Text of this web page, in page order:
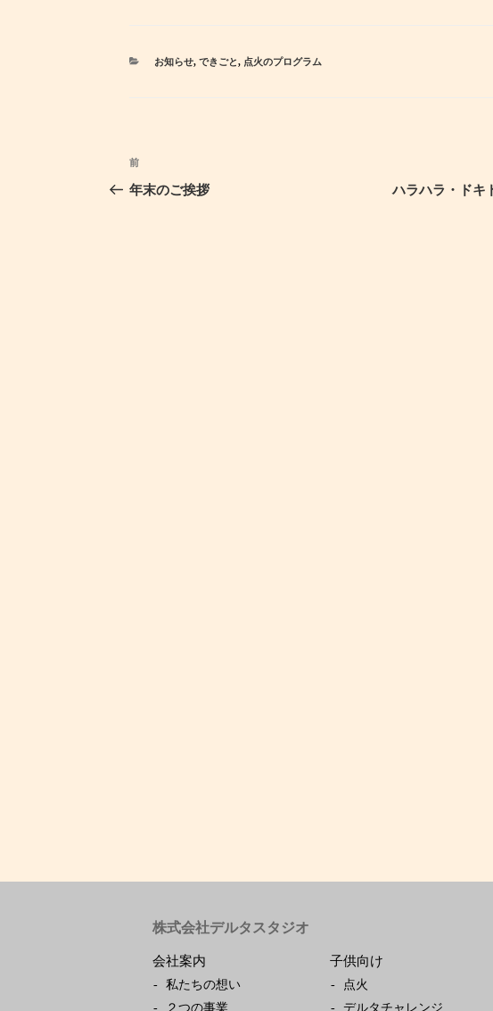
カ
お知らせ, できごと, 点火のプログラム
投
稿
過
去
前
年末のご挨拶 ハラハラ・ドキ
株式会社デルタスタジオ
会社案内
私たちの想い
２つの事業
子供向け
点火
デルタチャレンジ